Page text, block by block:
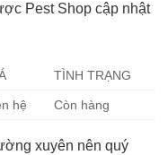
Pest Shop cập nhật
TÌNH TRẠNG
hệ Còn hàng
xuyên nên quý